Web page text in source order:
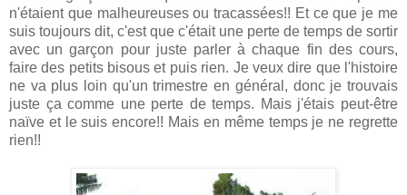
n'étaient que malheureuses ou tracassées!! Et ce que je me
suis toujours dit, c'est que c'était une perte de temps de sortir
avec un garçon pour juste parler à chaque fin des cours,
faire des petits bisous et puis rien. Je veux dire que l'histoire
ne va plus loin qu'un trimestre en général, donc je trouvais
juste ça comme une perte de temps. Mais j'étais peut-être
naïve et le suis encore!! Mais en même temps je ne regrette
rien!!